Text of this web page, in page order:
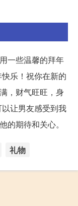
一些温馨的拜年
乐！祝你在新的
，财气旺旺，身
让男友感受到我
的期待和关心。
礼物